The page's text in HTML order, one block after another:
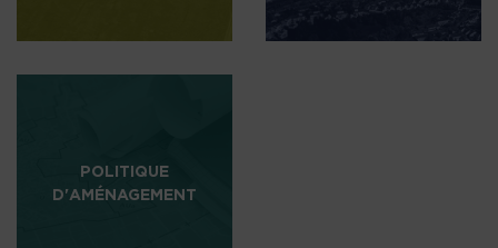
POLITIQUE
D'AMÉNAGEMENT